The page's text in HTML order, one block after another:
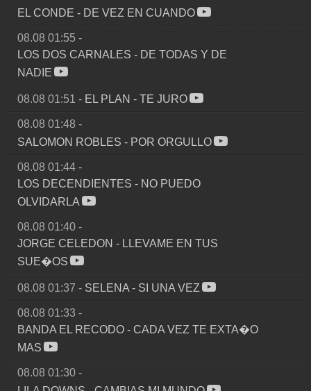
EL CONDE - DE VEZ EN CUANDO
08.08 01:55 -
LOS DOS CARNALES - DE TODAS Y DE
NADIE
08.08 01:51 - EL PLAN - TE JURO
08.08 01:48 -
SALOMON ROBLES - POR ORGULLO
08.08 01:44 -
LOS DECENDIENTES - NO PUEDO
OLVIDARLA
08.08 01:40 -
JORGE CELEDON - LLEVAME EN TUS
SUE�OS
08.08 01:37 - SELENA - SI UNA VEZ
08.08 01:33 -
BANDA EL RECODO - CADA VEZ TE EXTA�O
MAS
08.08 01:30 -